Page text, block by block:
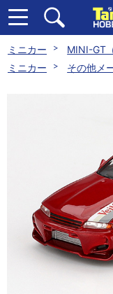
ミニカー
MINI-GT
ミニカー
その他メ